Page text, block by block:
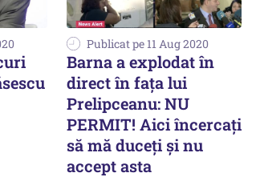
Publicat pe 11 Aug 2020
Barna a explodat în
direct în fața lui
Prelipceanu: NU
PERMIT! Aici încercați
să mă duceți și nu
accept asta